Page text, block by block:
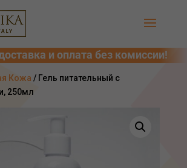
Кожа / Гель питательный с
250мл